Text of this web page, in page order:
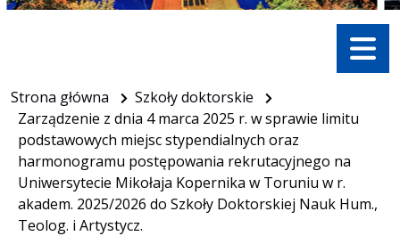
Menu
Strona główna
Szkoły doktorskie
Zarządzenie z dnia 4 marca 2025 r. w sprawie limitu
podstawowych miejsc stypendialnych oraz
harmonogramu postępowania rekrutacyjnego na
Uniwersytecie Mikołaja Kopernika w Toruniu w r.
akadem. 2025/2026 do Szkoły Doktorskiej Nauk Hum.,
Teolog. i Artystycz.